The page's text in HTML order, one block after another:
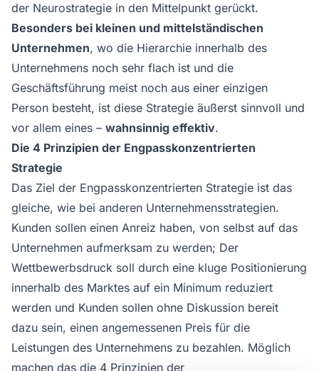
der Neurostrategie in den Mittelpunkt gerückt.
Besonders bei kleinen und mittelständischen
Unternehmen, wo die Hierarchie innerhalb des
Unternehmens noch sehr flach ist und die
Geschäftsführung meist noch aus einer einzigen
Person besteht, ist diese Strategie äußerst sinnvoll und
vor allem eines – wahnsinnig effektiv.
Die 4 Prinzipien der Engpasskonzentrierten
Strategie
Das Ziel der Engpasskonzentrierten Strategie ist das
gleiche, wie bei anderen Unternehmensstrategien.
Kunden sollen einen Anreiz haben, von selbst auf das
Unternehmen aufmerksam zu werden; Der
Wettbewerbsdruck soll durch eine kluge Positionierung
innerhalb des Marktes auf ein Minimum reduziert
werden und Kunden sollen ohne Diskussion bereit
dazu sein, einen angemessenen Preis für die
Leistungen des Unternehmens zu bezahlen. Möglich
machen das die 4 Prinzipien der